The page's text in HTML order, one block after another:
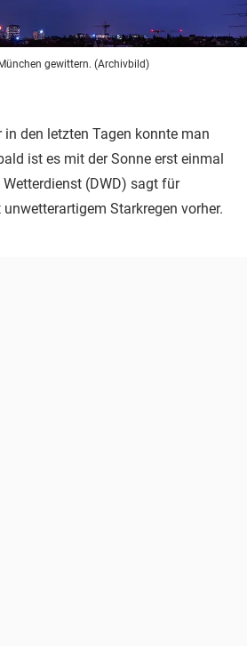
gewittern. (Archivbild)
in den letzten Tagen konnte man
ist es mit der Sonne erst einmal
(DWD) sagt für
Starkregen vorher.